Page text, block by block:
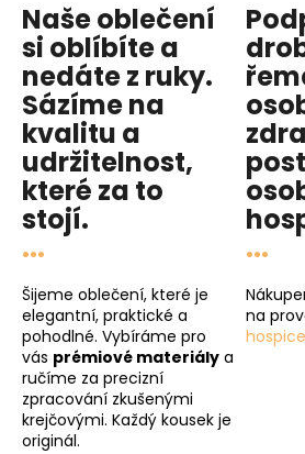
Naše oblečení
si oblíbíte a
nedáte z ruky.
Sázíme na
kvalitu a
udržitelnost,
které za to
stojí.
...
Šijeme oblečení, které je
elegantní, praktické a
pohodlné. Vybíráme pro
vás prémiové materiály a
ručíme za precizní
zpracování zkušenými
krejčovými. Každý kousek je
originál.
...
na